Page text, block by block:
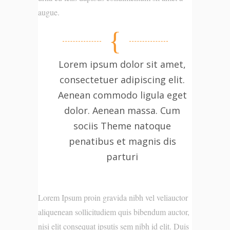
augue.
Lorem ipsum dolor sit amet,
consectetuer adipiscing elit.
Aenean commodo ligula eget
dolor. Aenean massa. Cum
sociis Theme natoque
penatibus et magnis dis
parturi
Lorem Ipsum proin gravida nibh vel veliauctor
aliquenean sollicitudiem quis bibendum auctor,
nisi elit consequat ipsutis sem nibh id elit. Duis